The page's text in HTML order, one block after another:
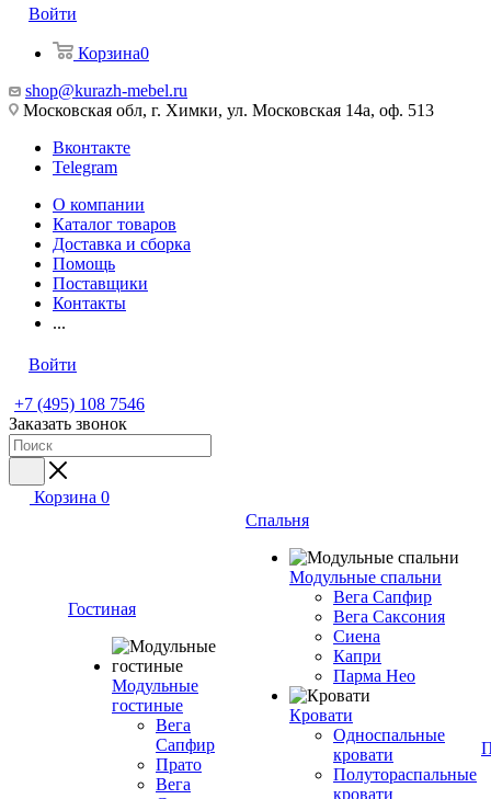
Войти
Корзина0
shop@kurazh-mebel.ru
Московская обл, г. Химки, ул. Московская 14а, оф. 513
Вконтакте
Telegram
О компании
Каталог товаров
Доставка и сборка
Помощь
Поставщики
Контакты
...
Войти
+7 (495) 108 7546
Заказать звонок
Корзина 0
Гостиная
Модульные
гостиные
Вега
Сапфир
Прато
Вега
Спальня
Модульные спальни
Вега Сапфир
Вега Саксония
Сиена
Капри
Парма Нео
Кровати
Односпальные
кровати
Полутораспальные
кровати